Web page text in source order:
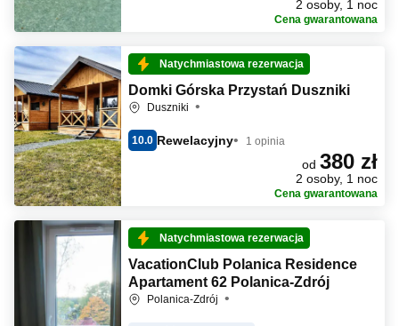
2 osoby, 1 noc
Cena gwarantowana
Natychmiastowa rezerwacja
Domki Górska Przystań Duszniki
Duszniki
10.0 Rewelacyjny 1 opinia
od 380 zł
2 osoby, 1 noc
Cena gwarantowana
Natychmiastowa rezerwacja
VacationClub Polanica Residence
Apartament 62 Polanica-Zdrój
Polanica-Zdrój